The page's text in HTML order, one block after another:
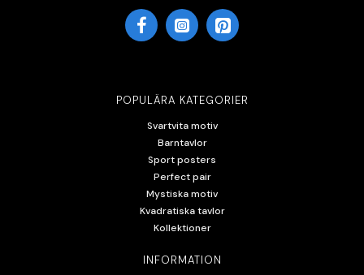
POPULÄRA KATEGORIER
Svartvita motiv
Barntavlor
Sport posters
Perfect pair
Mystiska motiv
Kvadratiska tavlor
Kollektioner
INFORMATION